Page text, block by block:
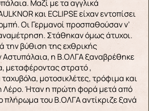
Μαζί με τα αγγλικά
και ECLIPSE είχαν εντοπίσει
Οι Γερμανοί προσπαθούσαν ν’
Στάθηκαν όμως άτυχοι.
την βύθιση της εχθρικής
η Β.ΟΛΓΑ ξαναβρέθηκε
μεταφέροντας στρατό ,
μοτοσικλέτες, τρόφιμα και
Λέρο. Ήταν η πρώτη φορά μετά από
πλήρωμα του Β.ΟΛΓΑ αντίκριζε ξανά